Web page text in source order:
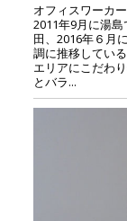
オフィスワーカ
2011年9月に湯
田、2016年６月
調に推移してい
エリアにこだわ
とバラ...